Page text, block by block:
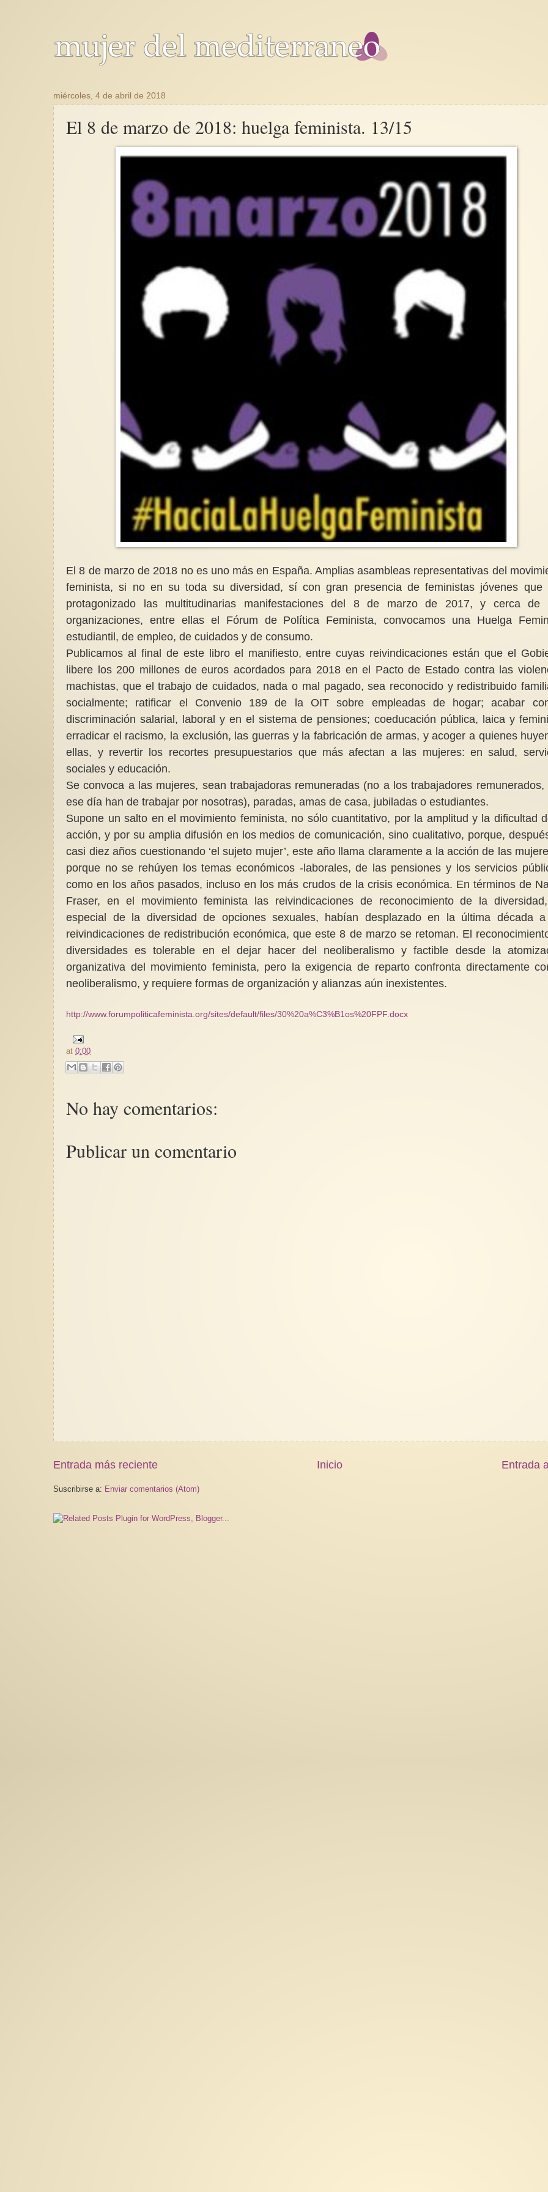
miércoles, 4 de abril de 2018
El 8 de marzo de 2018: huelga feminista. 13/15
El 8 de marzo de 2018 no es uno más en España. Amplias asambleas representativas del
feminista, si no en su toda su diversidad, sí con gran presencia de feministas jóvenes que
protagonizado las multitudinarias manifestaciones del 8 de marzo de 2017, y cerca de
organizaciones, entre ellas el Fórum de Política Feminista, convocamos una Huelga
estudiantil, de empleo, de cuidados y de consumo.
Publicamos al final de este libro el manifiesto, entre cuyas reivindicaciones están que el
libere los 200 millones de euros acordados para 2018 en el Pacto de Estado contra las
machistas, que el trabajo de cuidados, nada o mal pagado, sea reconocido y redistribuido
socialmente; ratificar el Convenio 189 de la OIT sobre empleadas de hogar; acabar
discriminación salarial, laboral y en el sistema de pensiones; coeducación pública, laica y
erradicar el racismo, la exclusión, las guerras y la fabricación de armas, y acoger a quienes
ellas, y revertir los recortes presupuestarios que más afectan a las mujeres: en salud,
sociales y educación.
Se convoca a las mujeres, sean trabajadoras remuneradas (no a los trabajadores remunerados,
ese día han de trabajar por nosotras), paradas, amas de casa, jubiladas o estudiantes.
Supone un salto en el movimiento feminista, no sólo cuantitativo, por la amplitud y la dificultad
acción, y por su amplia difusión en los medios de comunicación, sino cualitativo, porque,
casi diez años cuestionando ‘el sujeto mujer’, este año llama claramente a la acción de las
porque no se rehúyen los temas económicos -laborales, de las pensiones y los servicios
como en los años pasados, incluso en los más crudos de la crisis económica. En términos de
Fraser, en el movimiento feminista las reivindicaciones de reconocimiento de la
especial de la diversidad de opciones sexuales, habían desplazado en la última década
reivindicaciones de redistribución económica, que este 8 de marzo se retoman. El
diversidades es tolerable en el dejar hacer del neoliberalismo y factible desde la
organizativa del movimiento feminista, pero la exigencia de reparto confronta directamente
neoliberalismo, y requiere formas de organización y alianzas aún inexistentes.
http://www.forumpoliticafeminista.org/sites/default/files/30%20a%C3%B1os%20FPF.docx
at0:00
No hay comentarios:
Publicar un comentario
Entrada más reciente Entrada
Inicio
Suscribirse a: Enviar comentarios (Atom)
profundamente viva cuando
escribo” Siri Hustvedt, autora...
Os invitamos a leer
Os invitamos a
aportes de las
heroinas.net , que
descubrir...